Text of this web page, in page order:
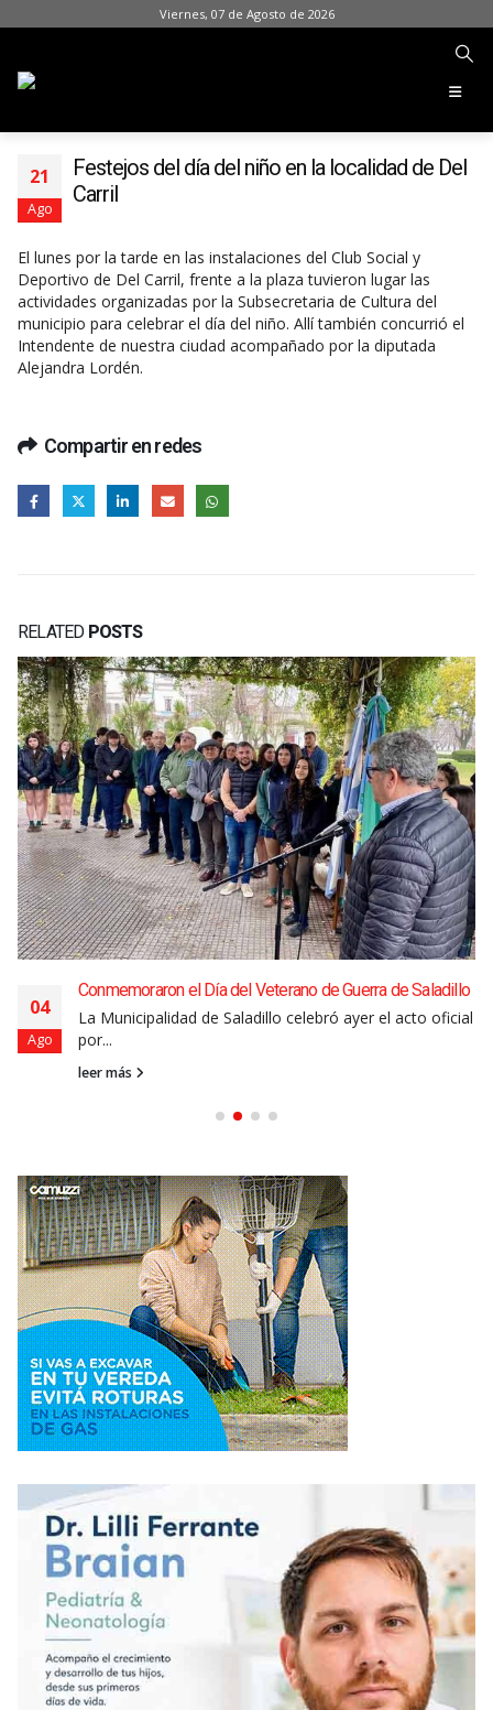
Viernes, 07 de Agosto de 2026
21
Ago
Festejos del día del niño en la localidad de Del
Carril
El lunes por la tarde en las instalaciones del Club Social y
Deportivo de Del Carril, frente a la plaza tuvieron lugar las
actividades organizadas por la Subsecretaria de Cultura del
municipio para celebrar el día del niño. Allí también concurrió el
Intendente de nuestra ciudad acompañado por la diputada
Alejandra Lordén.
Compartir en redes
RELATED POSTS
04
Ago
Conmemoraron el Día del Veterano de Guerra de Saladillo
La Municipalidad de Saladillo celebró ayer el acto oficial
por...
leer más